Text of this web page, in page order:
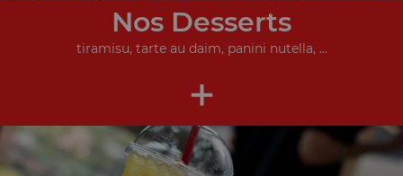
Nos Desserts
tiramisu, tarte au daim, panini nutella, ...
+